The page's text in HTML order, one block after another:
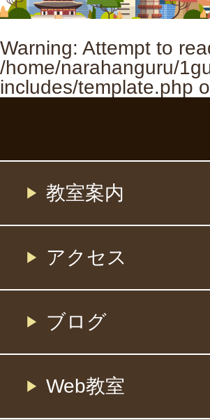
Warning: Attempt to
/home/narahanguru/
includes/template.php
教室案内
アクセス
ブログ
Web教室